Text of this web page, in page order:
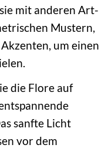
mit anderen Art-
Mustern,
um einen
die Flore auf
sanfte Licht
vor dem